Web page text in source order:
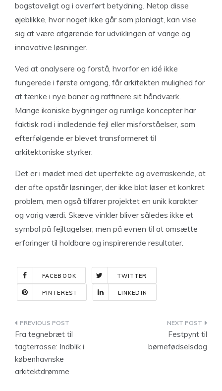
bogstaveligt og i overført betydning. Netop disse
øjeblikke, hvor noget ikke går som planlagt, kan vise
sig at være afgørende for udviklingen af varige og
innovative løsninger.
Ved at analysere og forstå, hvorfor en idé ikke
fungerede i første omgang, får arkitekten mulighed for
at tænke i nye baner og raffinere sit håndværk.
Mange ikoniske bygninger og rumlige koncepter har
faktisk rod i indledende fejl eller misforståelser, som
efterfølgende er blevet transformeret til
arkitektoniske styrker.
Det er i mødet med det uperfekte og overraskende, at
der ofte opstår løsninger, der ikke blot løser et konkret
problem, men også tilfører projektet en unik karakter
og varig værdi. Skæve vinkler bliver således ikke et
symbol på fejltagelser, men på evnen til at omsætte
erfaringer til holdbare og inspirerende resultater.
FACEBOOK TWITTER
PINTEREST LINKEDIN
Indlægsnavigation
Fra tegnebræt til
tagterrasse: Indblik i
københavnske
arkitektdrømme
Festpynt til
børnefødselsdag